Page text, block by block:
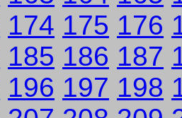
174 175 176
185 186 187
196 197 198